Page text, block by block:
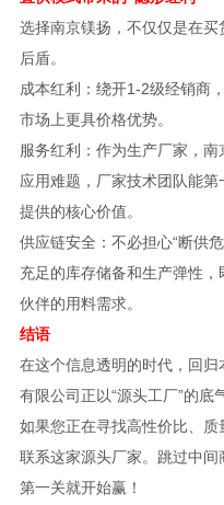
选择南京镁扬，不仅仅是在
后盾。
成本红利：绕开1-2级经销商
市场上更具价格优势。
服务红利：作为生产厂家，
应用难题，厂家技术团队能
提供的核心价值。
供应链安全：不必担心“断供
充足的库存储备和生产弹性
伙伴的用料需求。
结语
在这个信息透明的时代，回
有限公司正以“源头工厂”的底
如果您正在寻找高性价比、质
联系这家源头厂家。跳过中
第一关就开始赢！